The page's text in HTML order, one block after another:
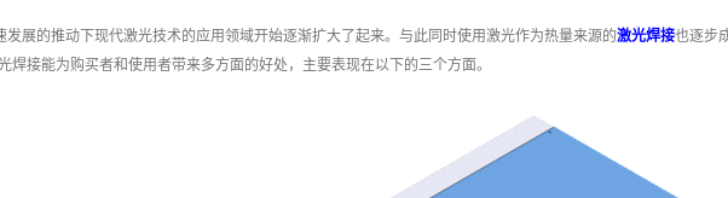
发展的推动下现代激光技术的应用领域开始逐渐扩大了起来。与此同时使用激光作为热量来源的激光焊接也逐步
焊接能为购买者和使用者带来多方面的好处，主要表现在以下的三个方面。